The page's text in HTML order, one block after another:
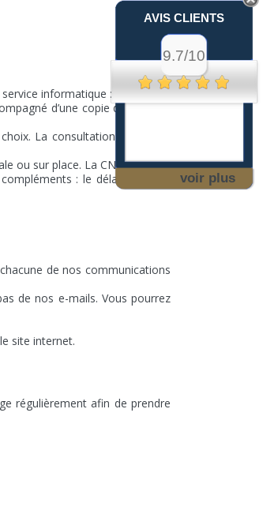
service informatique :
d’une copie d’une pièce
La consultation doit durer
ou sur place. La CNIL précise :
: le délai est alors
de nos communications
de nos e-mails. Vous pourrez
site internet.
régulièrement afin de prendre
AVIS CLIENTS
9.7/10
voir plus